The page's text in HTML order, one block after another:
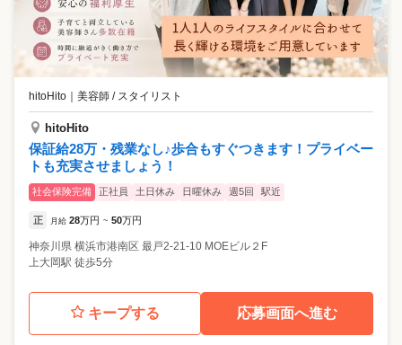
hitoHito ｜ 美容師 / スタイリスト
hitoHito
保証給28万・残業なし♪歩合もすぐつきます！プライベー
トも充実させましょう！
社会保険完備 正社員 土日休み 日曜休み 週5回 駅近
正 月給 28万円 ~ 50万円
神奈川県 横浜市港南区 最戸2-21-10 MOEビル２F
上大岡駅 徒歩5分
キープする 応募画面へ進む